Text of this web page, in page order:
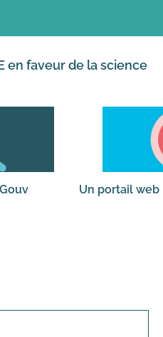
en faveur de la science
Un portail web